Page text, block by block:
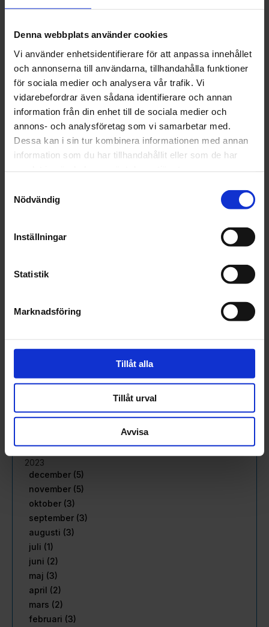
Denna webbplats använder cookies
Vi använder enhetsidentifierare för att anpassa innehållet
och annonserna till användarna, tillhandahålla funktioner
för sociala medier och analysera vår trafik. Vi
vidarebefordrar även sådana identifierare och annan
information från din enhet till de sociala medier och
annons- och analysföretag som vi samarbetar med.
Dessa kan i sin tur kombinera informationen med annan
information som du har tillhandahållit eller som de har
Nödvändig
Inställningar
Statistik
Marknadsföring
Tillåt alla
Tillåt urval
Avvisa
Stavar
Arkiv
2026
januari (2)
2025
november (8)
oktober (15)
september (2)
juli (5)
april (15)
februari (18)
december (32)
maj (1)
mars (4)
januari (3)
2023
december (5)
november (5)
oktober (3)
september (3)
augusti (3)
juli (1)
juni (2)
maj (3)
april (2)
mars (2)
februari (3)